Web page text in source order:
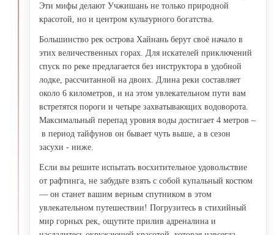
Эти мифы делают Учжишань не только природной
красотой, но и центром культурного богатства.
Большинство рек острова Хайнань берут своё начало в
этих величественных горах. Для искателей приключений
спуск по реке предлагается без инструктора в удобной
лодке, рассчитанной на двоих. Длина реки составляет
около 6 километров, и на этом увлекательном пути вам
встретятся пороги и четыре захватывающих водоворота.
Максимальный перепад уровня воды достигает 4 метров –
в период тайфунов он бывает чуть выше, а в сезон
засухи - ниже.
Если вы решите испытать восхитительное удовольствие
от рафтинга, не забудьте взять с собой купальный костюм
— он станет вашим верным спутником в этом
увлекательном путешествии! Погрузитесь в стихийный
мир горных рек, ощутите прилив адреналина и